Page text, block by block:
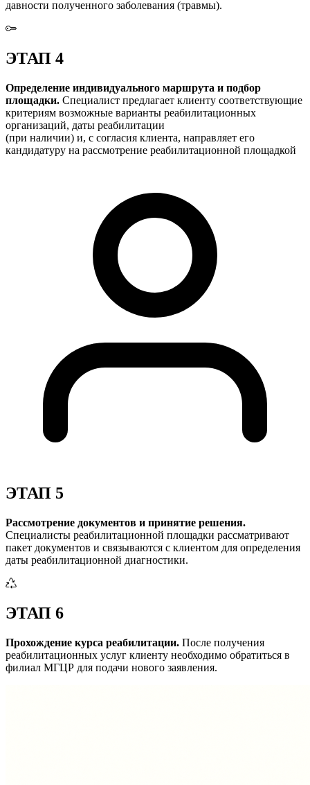
давности полученного заболевания (травмы).
ЭТАП 4
Определение индивидуального маршрута и подбор
площадки. Специалист предлагает клиенту соответствующие
критериям возможные варианты реабилитационных
организаций, даты реабилитации
(при наличии) и, с согласия клиента, направляет его
кандидатуру на рассмотрение реабилитационной площадкой
ЭТАП 5
Рассмотрение документов и принятие решения.
Специалисты реабилитационной площадки рассматривают
пакет документов и связываются с клиентом для определения
даты реабилитационной диагностики.
ЭТАП 6
Прохождение курса реабилитации. После получения
реабилитационных услуг клиенту необходимо обратиться в
филиал МГЦР для подачи нового заявления.